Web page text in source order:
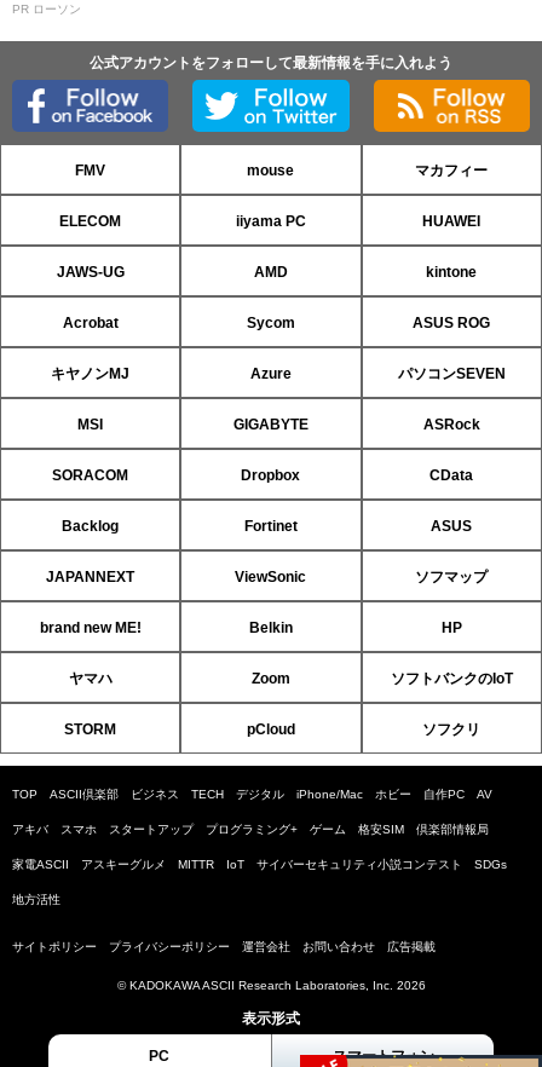
PR ローソン
公式アカウントをフォローして最新情報を手に入れよう
FMV mouse マカフィー
ELECOM iiyama PC HUAWEI
JAWS-UG AMD kintone
Acrobat Sycom ASUS ROG
キヤノンMJ Azure パソコンSEVEN
MSI GIGABYTE ASRock
SORACOM Dropbox CData
Backlog Fortinet ASUS
JAPANNEXT ViewSonic ソフマップ
brand new ME! Belkin HP
ヤマハ Zoom ソフトバンクのIoT
STORM pCloud ソフクリ
TOP ASCII倶楽部 ビジネス TECH デジタル iPhone/Mac ホビー 自作PC AV
アキバ スマホ スタートアップ プログラミング+ ゲーム 格安SIM 倶楽部情報局
家電ASCII アスキーグルメ MITTR IoT サイバーセキュリティ小説コンテスト SDGs
地方活性
サイトポリシー プライバシーポリシー 運営会社 お問い合わせ 広告掲載
© KADOKAWA ASCII Research Laboratories, Inc. 2026
表示形式
PC スマートフォン